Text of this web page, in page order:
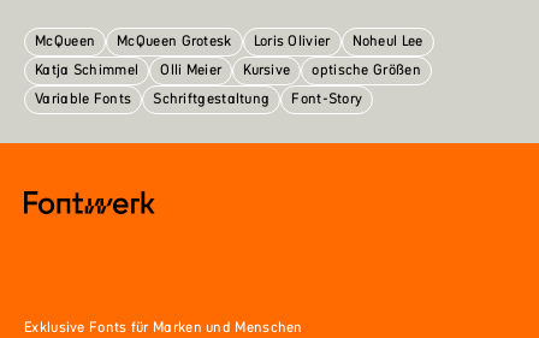
McQueen McQueen Grotesk Loris OIivier
Noheul Lee
Katja Schimmel
Olli Meier Kursive
optische Größen
Variable Fonts
Schriftgestaltung Font-Story
Exklusive Fonts für Marken und Menschen